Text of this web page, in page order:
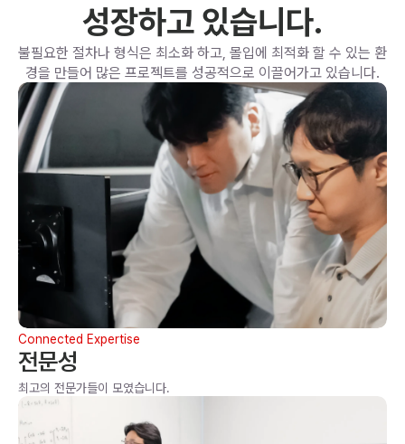
성장하고 있습니다.
불필요한 절차나 형식은 최소화 하고, 몰입에 최적화 할 수 있는 환
경을 만들어 많은 프로젝트를 성공적으로 이끌어가고 있습니다.
Connected Expertise
전문성
최고의 전문가들이 모였습니다.